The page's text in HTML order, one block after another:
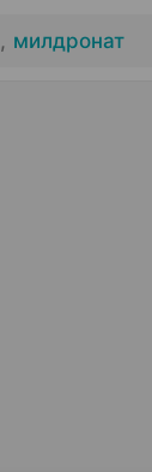
, милдронат